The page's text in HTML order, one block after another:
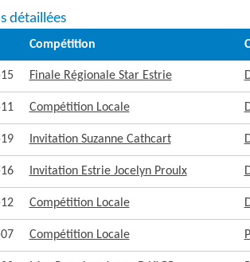
détaillées
Compétition
Finale Régionale Star Estrie
Compétition Locale
Invitation Suzanne Cathcart
Invitation Estrie Jocelyn Proulx
Compétition Locale
Compétition Locale